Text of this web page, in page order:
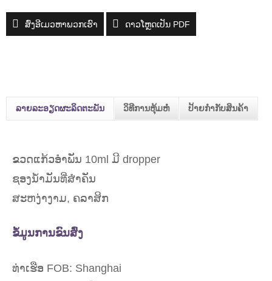
ສົ່ງອີເມວຫາພວກເຮົາ ດາວໂຫຼດເປັນ PDF
ລາຍລະອຽດຜະລິດຕະພັນ ວິທີການຫຸ້ມຫໍ່ ປ້າຍກຳກັບສິນຄ້າ
ຂວດແກ້ວອໍາພັນ 10ml ມີ dropper
ຊອງນ້ໍາມັນທີ່ສໍາຄັນ
ສະຫງ່າງາມ, ຄລາສິກ
ຂໍ້ມູນການຂົນສົ່ງ
ທ່າເຮືອ FOB: Shanghai